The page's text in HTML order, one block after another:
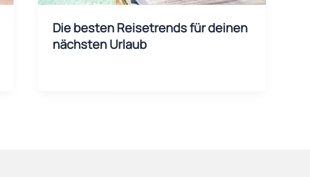
Die besten Reisetrends für deinen
nächsten Urlaub